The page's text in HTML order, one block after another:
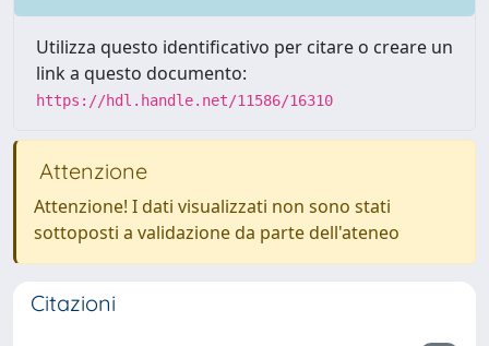
Utilizza questo identificativo per citare o creare un
link a questo documento:
https://hdl.handle.net/11586/16310
Attenzione
Attenzione! I dati visualizzati non sono stati
sottoposti a validazione da parte dell'ateneo
Citazioni